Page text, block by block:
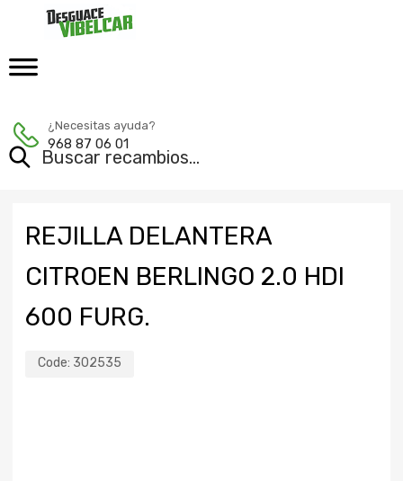
¿Necesitas ayuda?
968 87 06 01
REJILLA DELANTERA
CITROEN BERLINGO 2.0 HDI
600 FURG.
Code: 302535